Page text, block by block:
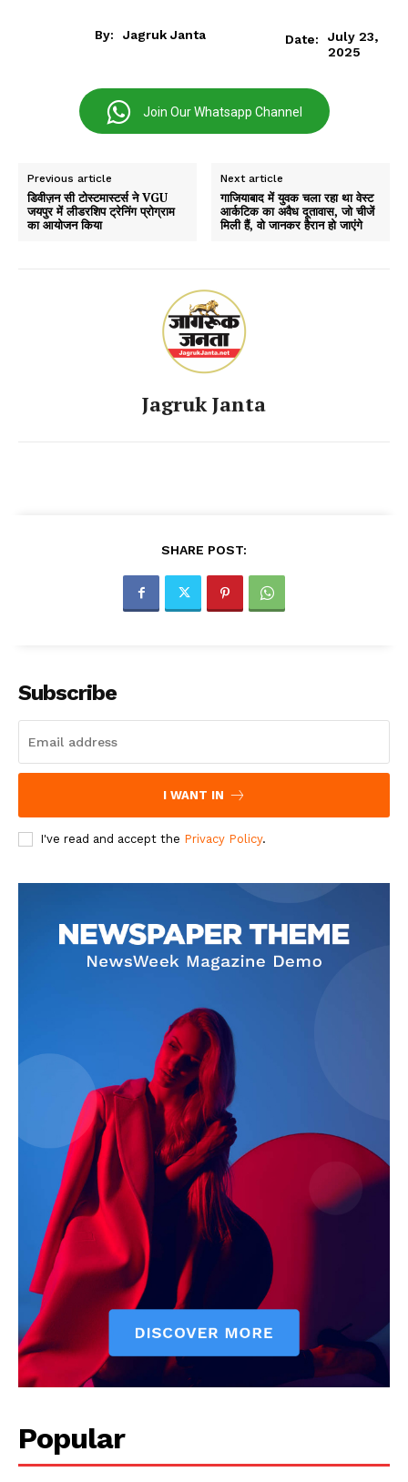
Jagruk Janta
Vishwasniya Hindi Akhbaar
By: Jagruk Janta Date:
July 23,
2025
Join Our Whatsapp Channel
Previous article
डिवीज़न सी टोस्टमास्टर्स ने VGU
जयपुर में लीडरशिप ट्रेनिंग प्रोग्राम
का आयोजन किया
Next article
गाजियाबाद में युवक चला रहा था वेस्ट
आर्कटिक का अवैध दूतावास, जो चीजें
मिली हैं, वो जानकर हैरान हो जाएंगे
Jagruk Janta
SHARE POST:
Subscribe
I WANT IN
I've read and accept the Privacy Policy.
Popular